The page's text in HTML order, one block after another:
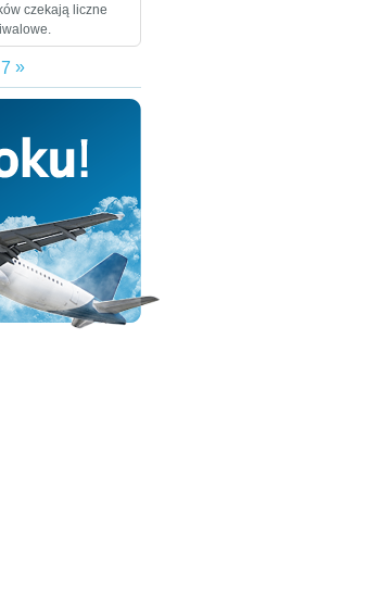
czekają liczne
7 »